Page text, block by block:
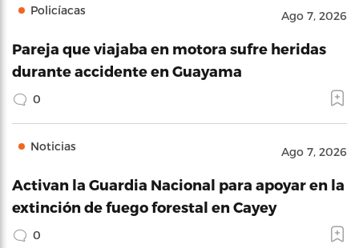
Policíacas Ago 7, 2026
Pareja que viajaba en motora sufre heridas
durante accidente en Guayama
0
Noticias Ago 7, 2026
Activan la Guardia Nacional para apoyar en la
extinción de fuego forestal en Cayey
0